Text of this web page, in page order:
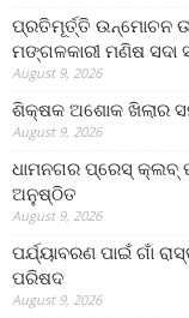
ପ୍ରତିମୂର୍ତ୍ତି ଉନ୍ମୋଚନ
ମଙ୍ଗଳକାରୀ ମଣିଷ ସଦା
August 9, 2026
ଶିକ୍ଷକ ଅଶୋକ ଖିଲାର
August 9, 2026
ଧାମନଗର ପ୍ରେସ୍ କ୍ଲବ୍
ଅନୁଷ୍ଠିତ
August 9, 2026
ପର୍ଯ୍ୟାବରଣ ପାଇଁ ଗାଁ
ପରିଷଦ
August 9, 2026